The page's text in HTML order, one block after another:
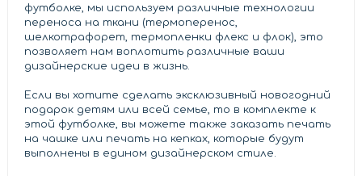
футболке, мы используем различные технологии
переноса на ткани (термоперенос,
шелкотрафорет, термопленки флекс и флок), это
позволяет нам воплотить различные ваши
дизайнерские идеи в жизнь.
Если вы хотите сделать эксклюзивный новогодний
подарок детям или всей семье, то в комплекте к
этой футболке, вы можете также заказать печать
на чашке или печать на кепках, которые будут
выполнены в едином дизайнерском стиле.